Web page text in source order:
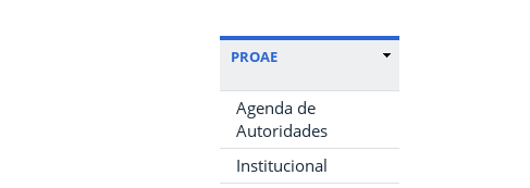
PROAE
Agenda de
Autoridades
Institucional